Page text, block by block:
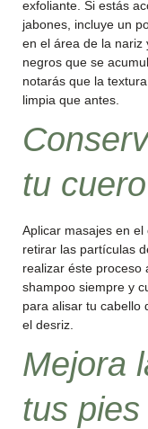
exfoliante. Si estás
jabones, incluye un
en el área de la nariz
negros que se
notarás que la
limpia que antes.
tu
Aplicar masajes en
retirar las partículas
realizar éste proceso
shampoo siempre y
para alisar tu cabello
el desriz.
Mejora
tus pies